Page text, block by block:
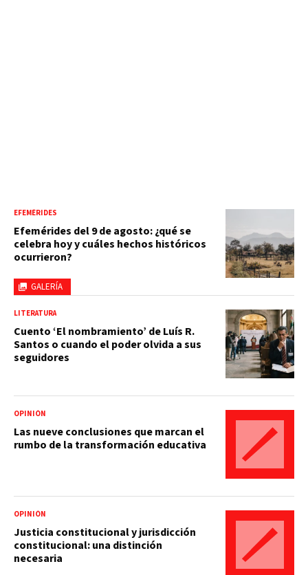
GALERÍA
EFEMÉRIDES
Efemérides del 9 de agosto: ¿qué se
celebra hoy y cuáles hechos históricos
ocurrieron?
LITERATURA
Cuento ‘El nombramiento’ de Luís R.
Santos o cuando el poder olvida a sus
seguidores
OPINIÓN
Las nueve conclusiones que marcan el
rumbo de la transformación educativa
OPINIÓN
Justicia constitucional y jurisdicción
constitucional: una distinción
necesaria